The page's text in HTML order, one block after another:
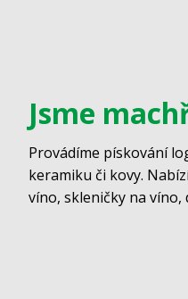
Jsme
Provádíme pískování
keramiku či kovy.
víno, skleničky na víno,